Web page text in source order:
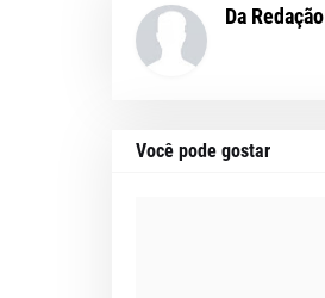
Da Redação
Você pode gostar